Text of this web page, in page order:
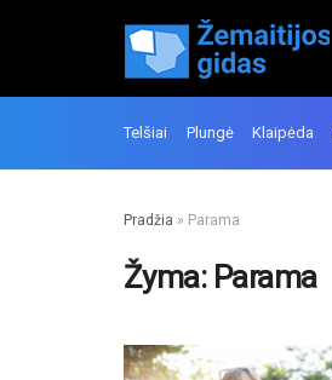
Telšiai Plungė Klaipėda
Pradžia » Parama
Žyma: Parama